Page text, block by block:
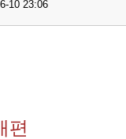
10 23:06
편